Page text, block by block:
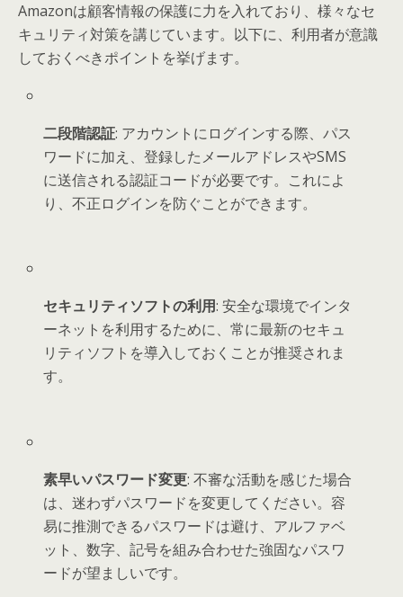
Amazonは顧客情報の保護に力を入れており、様々なセ
キュリティ対策を講じています。以下に、利用者が意識
しておくべきポイントを挙げます。
二段階認証: アカウントにログインする際、パス
ワードに加え、登録したメールアドレスやSMS
に送信される認証コードが必要です。これによ
り、不正ログインを防ぐことができます。
セキュリティソフトの利用: 安全な環境でインタ
ーネットを利用するために、常に最新のセキュ
リティソフトを導入しておくことが推奨されま
す。
素早いパスワード変更: 不審な活動を感じた場合
は、迷わずパスワードを変更してください。容
易に推測できるパスワードは避け、アルファベ
ット、数字、記号を組み合わせた強固なパスワ
ードが望ましいです。